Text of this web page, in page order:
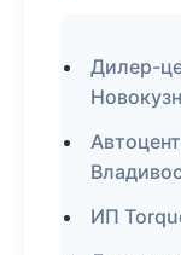
Дилер-
ИП